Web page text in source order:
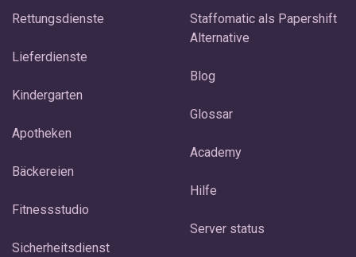
Rettungsdienste
Lieferdienste
Kindergarten
Apotheken
Bäckereien
Fitnessstudio
Sicherheitsdienst
Staffomatic als Papershift
Alternative
Blog
Glossar
Academy
Hilfe
Server status